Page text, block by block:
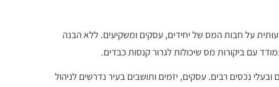
על חבות המס של יחידים, עסקים ומשקיעים. ללא הבנה
עם ביקורות מס שיכולות לגרור קנסות כבדים.
נכסים רבים. עסקים, יזמים ותושבים בעיר נדרשים לניהול